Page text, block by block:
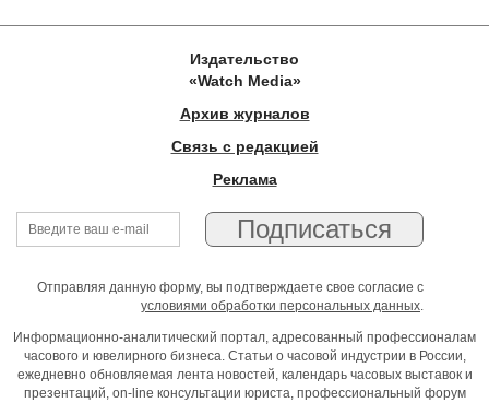
Издательство
«Watch Media»
Архив журналов
Связь с редакцией
Реклама
Отправляя данную форму, вы подтверждаете свое согласие с
условиями обработки персональных данных.
Информационно-аналитический портал, адресованный профессионалам
часового и ювелирного бизнеса. Статьи о часовой индустрии в России,
ежедневно обновляемая лента новостей, календарь часовых выставок и
презентаций, on-line консультации юриста, профессиональный форум